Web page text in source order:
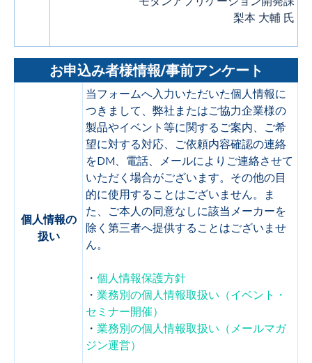
梨本 大輔 氏
お申込み者様情報/事前アンケート
個人情報の
扱い
当フォームへ入力いただいた個人情報に
つきまして、弊社またはご協力企業様の
製品やイベント等に関するご案内、ご希
望に対する対応、ご依頼内容確認の連絡
をDM、電話、メールによりご連絡させて
いただく場合がございます。その他の目
的に使用することはございません。ま
た、ご本人の同意なしに該当メーカーを
除く第三者へ提供することはございませ
ん。
・ 個人情報保護方針
・ 業務別の個人情報取扱い（イベント・
セミナー開催）
・ 業務別の個人情報取扱い（メールマガ
ジン運営）